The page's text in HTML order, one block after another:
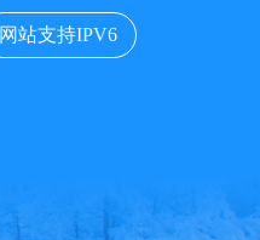
网站支持IPV6